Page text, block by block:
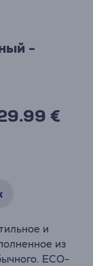
-
€
и
из
ECO-